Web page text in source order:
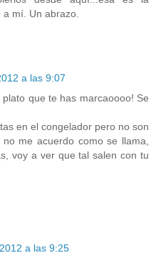
a mí. Un abrazo.
a las 9:07
que te has marcaoooo! Se
en el congelador pero no son
me acuerdo como se llama,
voy a ver que tal salen con tu
a las 9:25